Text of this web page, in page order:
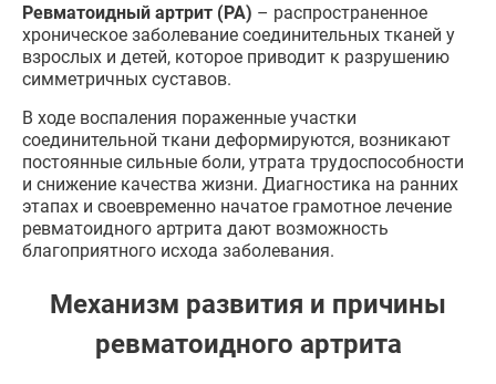
Ревматоидный артрит (РА) – распространенное
хроническое заболевание соединительных тканей у
взрослых и детей, которое приводит к разрушению
симметричных суставов.
В ходе воспаления пораженные участки
соединительной ткани деформируются, возникают
постоянные сильные боли, утрата трудоспособности
и снижение качества жизни. Диагностика на ранних
этапах и своевременно начатое грамотное лечение
ревматоидного артрита дают возможность
благоприятного исхода заболевания.
Механизм развития и причины
ревматоидного артрита